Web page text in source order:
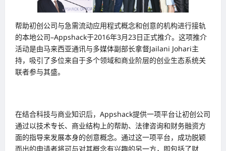
帮助初创公司与急需流动应用程式概念和创意的机构进行接轨
的本地公司–Appshack于2016年3月23日正式推介。这项推介
活动是由马来西亚通讯与多媒体副部长拿督Jailani Johari主
持，吸引了多位来自于多个领域和商业阶层的创业生态系统关
联者参与其盛。
在结合科技与商业知识后，Appshack提供一项平台让初创公司
通过以技术专长、商业结构上的帮助、法律咨询和财务融资方
面的指导来发展本身的创意概念。通过这一项平台，成功脱颖
而出的申请者将可与对其概念有兴趣的另一方，即包括了财